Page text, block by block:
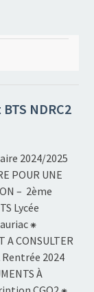
NDRC2
2024/2025
POUR UNE
– 2ème
Lycée
⁕
A CONSULTER
2024
À